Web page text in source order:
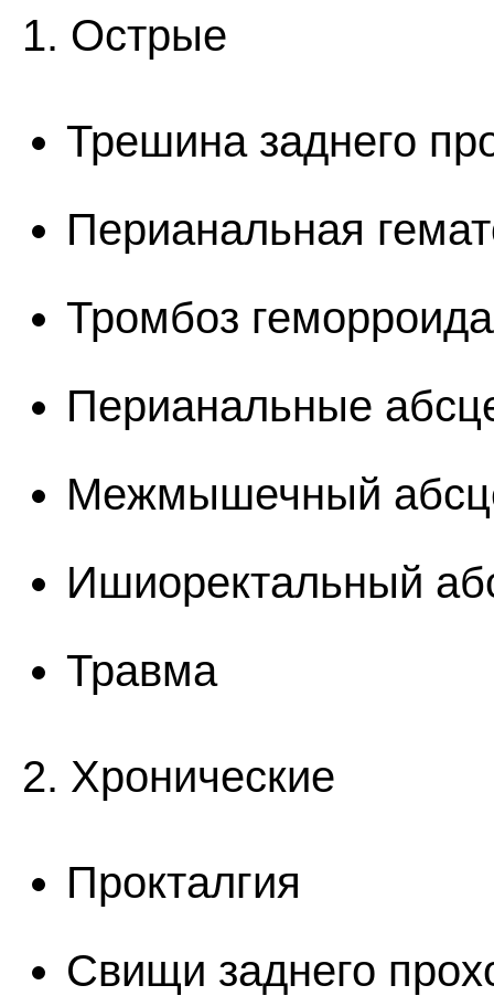
1. Острые
Трешина заднего
Перианальная
Тромбоз
Перианальные
Межмышечный
Ишиоректальный
Травма
2. Хронические
Прокталгия
Свищи заднего